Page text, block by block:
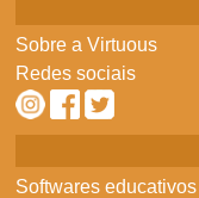
Sobre a Virtuous
Redes sociais
Softwares educativos